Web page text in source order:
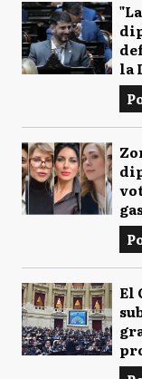
la
El